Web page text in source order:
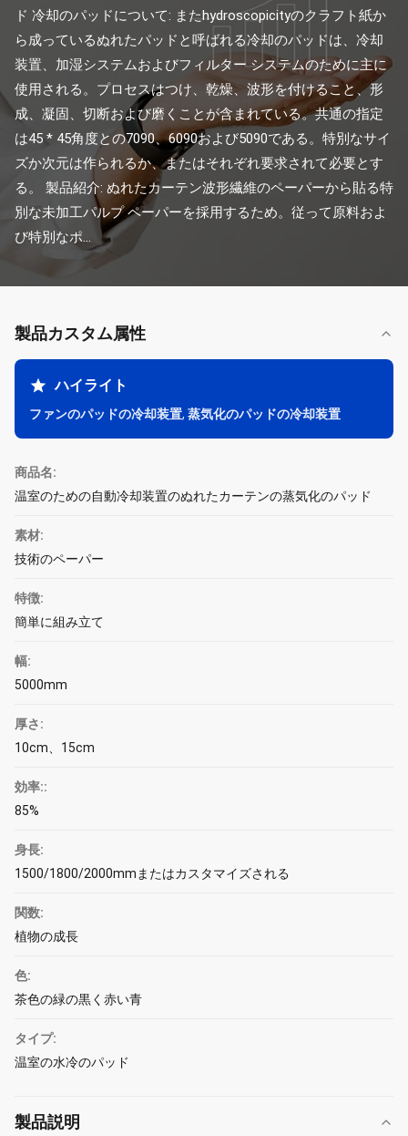
ド 冷却のパッドについて: またhydroscopicityのクラフト紙か
ら成っているぬれたパッドと呼ばれる冷却のパッドは、冷却
装置、加湿システムおよびフィルター システムのために主に
使用される。プロセスはつけ、乾燥、波形を付けること、形
成、凝固、切断および磨くことが含まれている。共通の指定
は45 * 45角度との7090、6090および5090である。特別なサイ
ズか次元は作られるか、またはそれぞれ要求されて必要とす
る。 製品紹介: ぬれたカーテン波形繊維のペーパーから貼る特
別な未加工パルプ ペーパーを採用するため。従って原料およ
び特別なポ...
製品カスタム属性
ハイライト
ファンのパッドの冷却装置, 蒸気化のパッドの冷却装置
商品名:
温室のための自動冷却装置のぬれたカーテンの蒸気化のパッド
素材:
技術のペーパー
特徴:
簡単に組み立て
幅:
5000mm
厚さ:
10cm、15cm
効率::
85%
身長:
1500/1800/2000mmまたはカスタマイズされる
関数:
植物の成長
色:
茶色の緑の黒く赤い青
タイプ:
温室の水冷のパッド
製品説明